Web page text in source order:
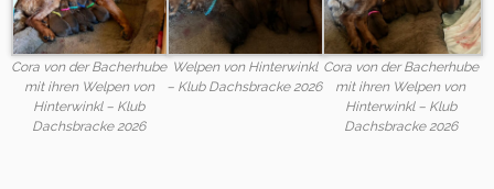
Cora von der Bacherhube
mit ihren Welpen von
Hinterwinkl – Klub
Dachsbracke 2026
Welpen von Hinterwinkl
– Klub Dachsbracke 2026
Cora von der Bacherhube
mit ihren Welpen von
Hinterwinkl – Klub
Dachsbracke 2026